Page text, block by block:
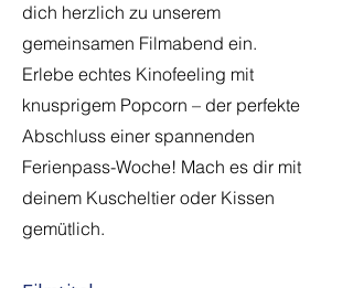
dich herzlich zu unserem
gemeinsamen Filmabend ein.
Erlebe echtes Kinofeeling mit
knusprigem Popcorn – der perfekte
Abschluss einer spannenden
Ferienpass-Woche! Mach es dir mit
deinem Kuscheltier oder Kissen
gemütlich.